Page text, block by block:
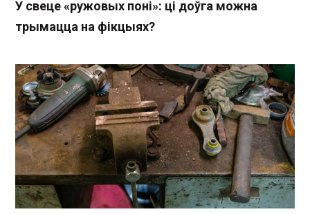
У свеце «ружовых поні»: ці доўга можна
трымацца на фікцыях?